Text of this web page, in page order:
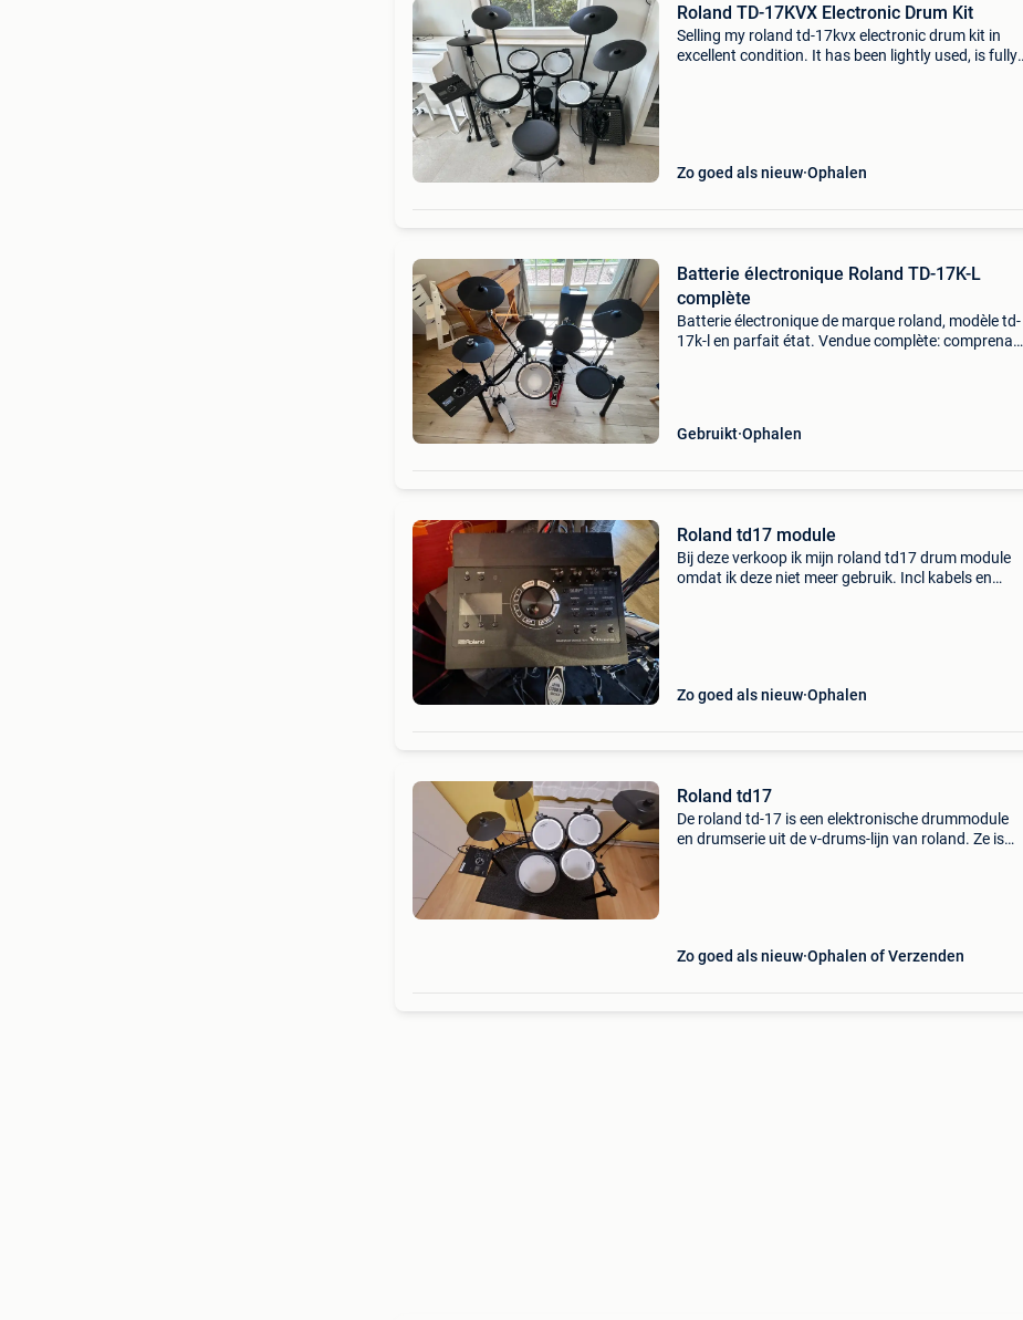
Roland TD-17KVX Electronic Drum Kit
Selling my roland td-17kvx electronic drum kit in
excellent condition. It has been lightly used, is fully
Zo goed als nieuw Ophalen
Batterie électronique Roland TD-17K-L
complète
Batterie électronique de marque roland, modèle td-
17k-l en parfait état. Vendue complète: comprenant
Gebruikt Ophalen
Roland td17 module
Bij deze verkoop ik mijn roland td17 drum module
omdat ik deze niet meer gebruik. Incl kabels en
Zo goed als nieuw Ophalen
Roland td17
De roland td-17 is een elektronische drummodule
en drumserie uit de v-drums-lijn van roland. Ze is
Zo goed als nieuw Ophalen of Verzenden